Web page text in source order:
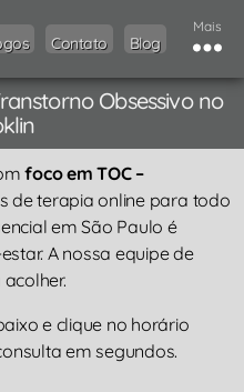
Contato Blog
Mais
Obsessivo no
foco em TOC –
de terapia online para todo
em São Paulo é
A nossa equipe de
e clique no horário
em segundos.